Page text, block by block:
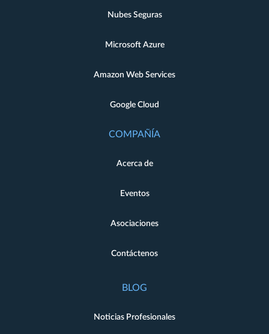
Nubes Seguras
Microsoft Azure
Amazon Web Services
Google Cloud
COMPAÑÍA
Acerca de
Eventos
Asociaciones
Contáctenos
BLOG
Noticias Profesionales